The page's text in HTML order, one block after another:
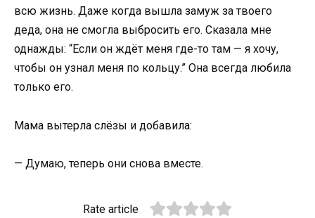
всю жизнь. Даже когда вышла замуж за твоего
деда, она не смогла выбросить его. Сказала мне
однажды: “Если он ждёт меня где-то там — я хочу,
чтобы он узнал меня по кольцу.” Она всегда любила
только его.
Мама вытерла слёзы и добавила:
— Думаю, теперь они снова вместе.
Rate article